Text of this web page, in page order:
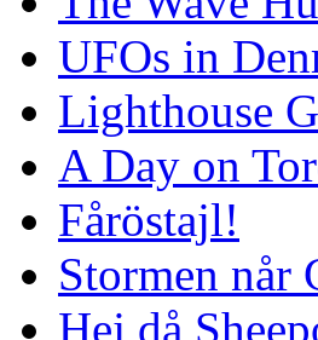
UFOs in
Lighthouse
A Day on
Fåröstajl!
Stormen når
Hej då